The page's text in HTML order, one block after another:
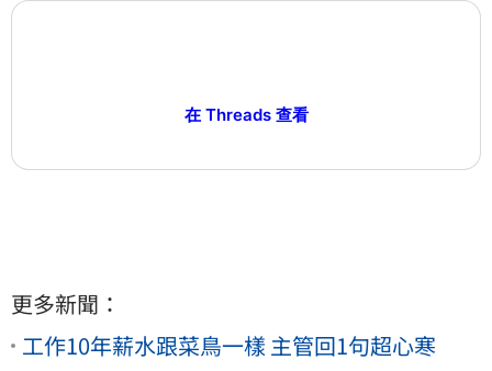
在 Threads 查看
更多新聞：
工作10年薪水跟菜鳥一樣 主管回1句超心寒